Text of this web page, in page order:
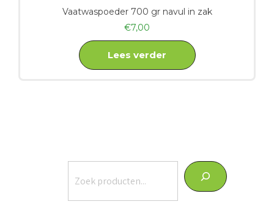
Vaatwaspoeder 700 gr navul in zak
€7,00
Lees verder